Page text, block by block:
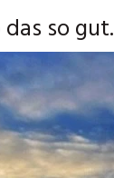
so gut.